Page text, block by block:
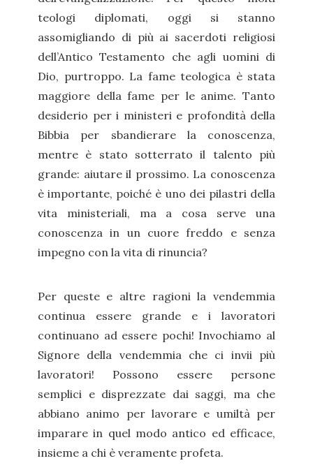
teologi diplomati, oggi si stanno
assomigliando di più ai sacerdoti religiosi
dell’Antico Testamento che agli uomini di
Dio, purtroppo. La fame teologica è stata
maggiore della fame per le anime. Tanto
desiderio per i ministeri e profondità della
Bibbia per sbandierare la conoscenza,
mentre è stato sotterrato il talento più
grande: aiutare il prossimo. La conoscenza
è importante, poiché è uno dei pilastri della
vita ministeriali, ma a cosa serve una
conoscenza in un cuore freddo e senza
impegno con la vita di rinuncia?
Per queste e altre ragioni la vendemmia
continua essere grande e i lavoratori
continuano ad essere pochi! Invochiamo al
Signore della vendemmia che ci invii più
lavoratori! Possono essere persone
semplici e disprezzate dai saggi, ma che
abbiano animo per lavorare e umiltà per
imparare in quel modo antico ed efficace,
insieme a chi è veramente profeta.